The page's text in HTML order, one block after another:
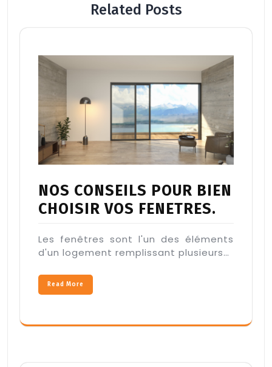
Related Posts
NOS CONSEILS POUR BIEN
CHOISIR VOS FENETRES.
Les fenêtres sont l'un des éléments
d'un logement remplissant plusieurs…
Read More